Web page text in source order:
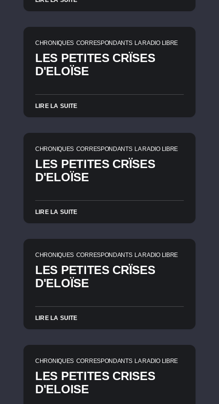
CHRONIQUES CORRESPONDANTS LA RADIO LIBRE
LES PETITES CRÏSES
D'ELOÏSE
LIRE LA SUITE
CHRONIQUES CORRESPONDANTS LA RADIO LIBRE
LES PETITES CRÏSES
D'ELOÏSE
LIRE LA SUITE
CHRONIQUES CORRESPONDANTS LA RADIO LIBRE
LES PETITES CRÏSES
D'ELOÏSE
LIRE LA SUITE
CHRONIQUES CORRESPONDANTS LA RADIO LIBRE
LES PETITES CRISES
D'ELOISE